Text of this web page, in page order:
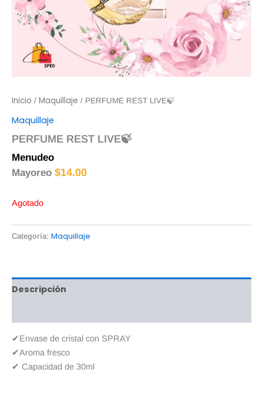
Inicio / Maquillaje / PERFUME REST LIVE🍃
Maquillaje
PERFUME REST LIVE🍃
Menudeo
Mayoreo $14.00
Agotado
Categoría: Maquillaje
Descripción
✔Envase de cristal con SPRAY
✔Aroma fresco
✔ Capacidad de 30ml